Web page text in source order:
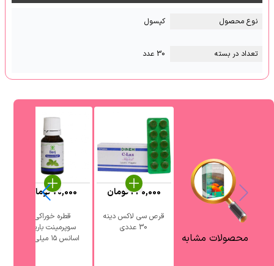
نوع محصول کپسول
تعداد در بسته 30 عدد
محصولات مشابه
قرص سی لاکس دینه
30 عددی
240,000تومان
قطره خوراکی
سوپرمینت باریج
اسانس ۱۵ میلی ...
70,000تومان